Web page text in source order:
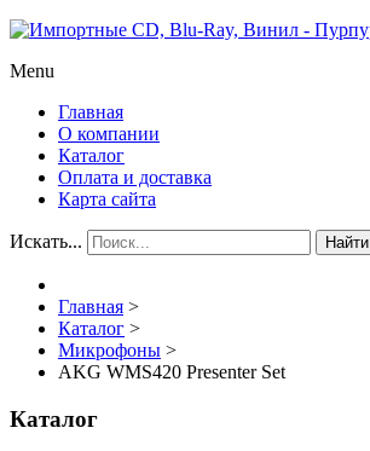
Menu
Главная
О компании
Каталог
Оплата и доставка
Карта сайта
Искать... Найти
Главная >
Каталог >
Микрофоны >
AKG WMS420 Presenter Set
Каталог